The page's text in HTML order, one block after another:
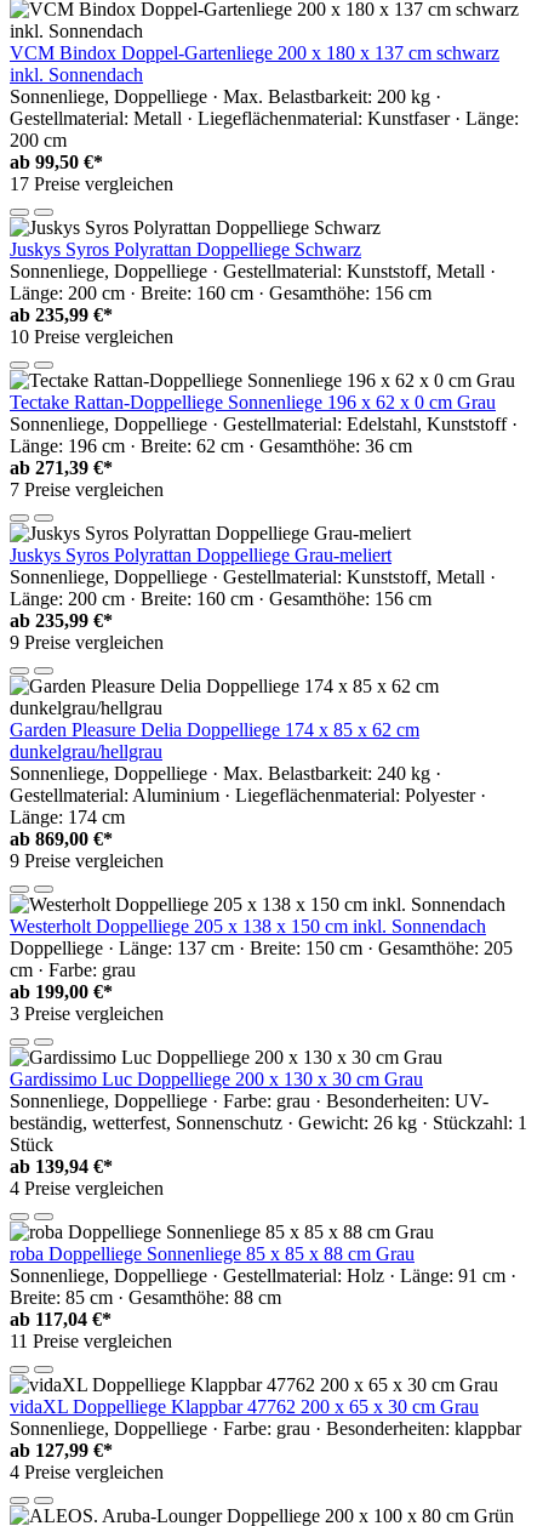
VCM Bindox Doppel-Gartenliege 200 x 180 x 137 cm schwarz
inkl. Sonnendach
Sonnenliege, Doppelliege · Max. Belastbarkeit: 200 kg ·
Gestellmaterial: Metall · Liegeflächenmaterial: Kunstfaser · Länge:
200 cm
ab 99,50 €*
17 Preise vergleichen
Juskys Syros Polyrattan Doppelliege Schwarz
Sonnenliege, Doppelliege · Gestellmaterial: Kunststoff, Metall ·
Länge: 200 cm · Breite: 160 cm · Gesamthöhe: 156 cm
ab 235,99 €*
10 Preise vergleichen
Tectake Rattan-Doppelliege Sonnenliege 196 x 62 x 0 cm Grau
Sonnenliege, Doppelliege · Gestellmaterial: Edelstahl, Kunststoff ·
Länge: 196 cm · Breite: 62 cm · Gesamthöhe: 36 cm
ab 271,39 €*
7 Preise vergleichen
Juskys Syros Polyrattan Doppelliege Grau-meliert
Sonnenliege, Doppelliege · Gestellmaterial: Kunststoff, Metall ·
Länge: 200 cm · Breite: 160 cm · Gesamthöhe: 156 cm
ab 235,99 €*
9 Preise vergleichen
Garden Pleasure Delia Doppelliege 174 x 85 x 62 cm
dunkelgrau/hellgrau
Sonnenliege, Doppelliege · Max. Belastbarkeit: 240 kg ·
Gestellmaterial: Aluminium · Liegeflächenmaterial: Polyester ·
Länge: 174 cm
ab 869,00 €*
9 Preise vergleichen
Westerholt Doppelliege 205 x 138 x 150 cm inkl. Sonnendach
Doppelliege · Länge: 137 cm · Breite: 150 cm · Gesamthöhe: 205
cm · Farbe: grau
ab 199,00 €*
3 Preise vergleichen
Gardissimo Luc Doppelliege 200 x 130 x 30 cm Grau
Sonnenliege, Doppelliege · Farbe: grau · Besonderheiten: UV-
beständig, wetterfest, Sonnenschutz · Gewicht: 26 kg · Stückzahl: 1
Stück
ab 139,94 €*
4 Preise vergleichen
roba Doppelliege Sonnenliege 85 x 85 x 88 cm Grau
Sonnenliege, Doppelliege · Gestellmaterial: Holz · Länge: 91 cm ·
Breite: 85 cm · Gesamthöhe: 88 cm
ab 117,04 €*
11 Preise vergleichen
vidaXL Doppelliege Klappbar 47762 200 x 65 x 30 cm Grau
Sonnenliege, Doppelliege · Farbe: grau · Besonderheiten: klappbar
ab 127,99 €*
4 Preise vergleichen